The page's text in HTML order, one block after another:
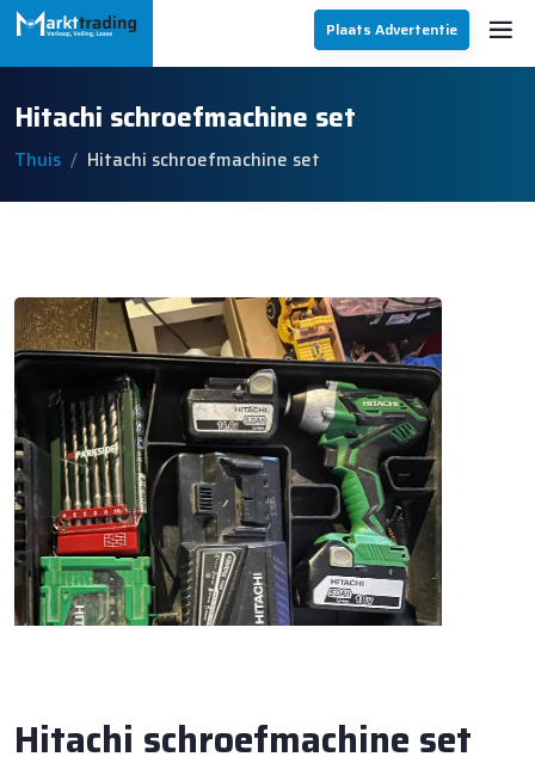
Plaats Advertentie
Hitachi schroefmachine set
Thuis Hitachi schroefmachine set
Hitachi schroefmachine set